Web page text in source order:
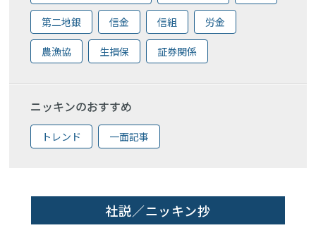
第二地銀 信金 信組 労金
農漁協 生損保 証券関係
ニッキンのおすすめ
トレンド 一面記事
社説／ニッキン抄